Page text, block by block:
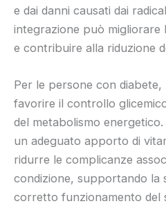
e dai danni causati dai
integrazione può migliorare
e contribuire alla riduzione
Per le persone con
favorire il controllo
del metabolismo
un adeguato apporto di
ridurre le complicanze
condizione, supportando la
corretto funzionamento del